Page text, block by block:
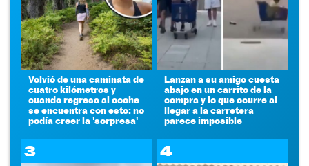
Volvió de una caminata de
cuatro kilómetros y
cuando regresa al coche
se encuentra con esto: no
podía creer la 'sorpresa'
Lanzan a su amigo cuesta
abajo en un carrito de la
compra y lo que ocurre al
llegar a la carretera
parece imposible
3 4